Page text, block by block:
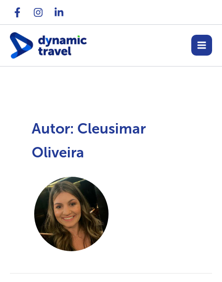
conteúdo
Autor: Cleusimar
Oliveira